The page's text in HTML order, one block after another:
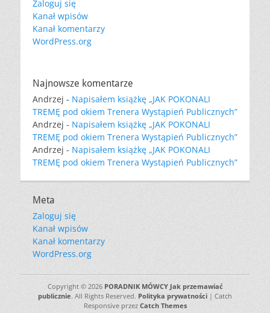
Zaloguj się
Kanał wpisów
Kanał komentarzy
WordPress.org
Najnowsze komentarze
Andrzej - Napisałem książkę „JAK POKONALI
TREMĘ pod okiem Trenera Wystąpień Publicznych”
Andrzej - Napisałem książkę „JAK POKONALI
TREMĘ pod okiem Trenera Wystąpień Publicznych”
Andrzej - Napisałem książkę „JAK POKONALI
TREMĘ pod okiem Trenera Wystąpień Publicznych”
Meta
Zaloguj się
Kanał wpisów
Kanał komentarzy
WordPress.org
Copyright © 2026 PORADNIK MÓWCY Jak przemawiać
publicznie. All Rights Reserved. Polityka prywatności | Catch
Responsive przez Catch Themes